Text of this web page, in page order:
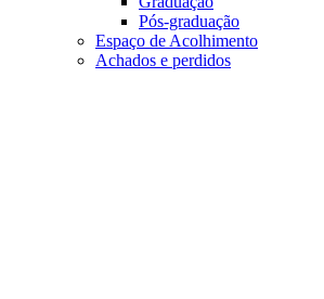
Pós-graduação
Espaço de Acolhimento
Achados e perdidos